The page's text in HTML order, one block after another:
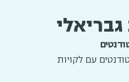
גבריאלי
עם לקויות